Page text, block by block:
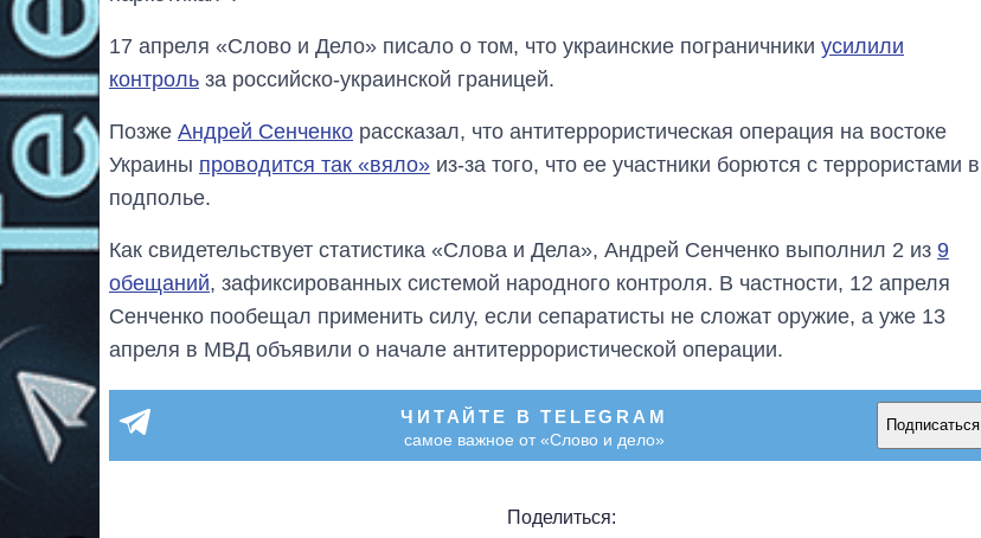
17 апреля «Слово и Дело» писало о том, что украинские пограничники усилили
контроль за российско-украинской границей.
Позже Андрей Сенченко рассказал, что антитеррористическая операция на востоке
Украины проводится так «вяло» из-за того, что ее участники борются с террористами в
подполье.
Как свидетельствует статистика «Слова и Дела», Андрей Сенченко выполнил 2 из 9
обещаний, зафиксированных системой народного контроля. В частности, 12 апреля
Сенченко пообещал применить силу, если сепаратисты не сложат оружие, а уже 13
апреля в МВД объявили о начале антитеррористической операции.
ЧИТАЙТЕ В TELEGRAM
самое важное от «Слово и дело»
Подписаться
Поделиться: